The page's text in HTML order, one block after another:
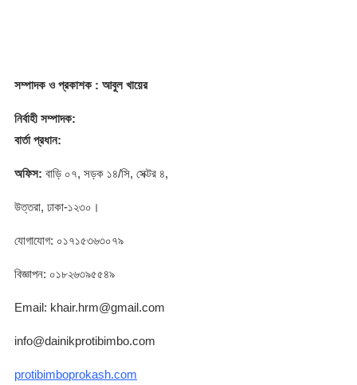
সম্পাদকও প্রকাশক : আবুল খায়ের
নির্বাহী সম্পাদক:
বার্তা প্রধান:
অফিস: বাড়ি ০৭, সড়ক ১৪/সি, সেক্টর ৪,
উত্তরা, ঢাকা-১২৩০।
যোগাযোগ: ০১৭১৫৩৬৩০৭৯
বিজ্ঞাপন: ০১৮২৬৩৯৫৫৪৯
Email: khair.hrm@gmail.com
info@dainikprotibimbo.com
protibimboprokash.com